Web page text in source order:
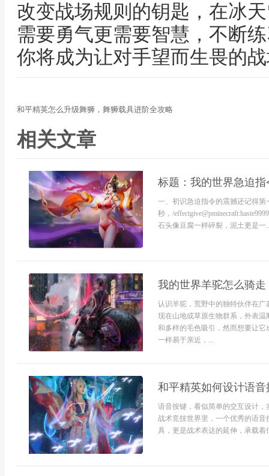
改变战场规则的钥匙，在冰
需要勇气更需要智慧，不断
你将成为让对手望而生畏的
和平精英怎么升级舞狮，舞狮载具进阶全攻略
相关文章
标题：我的世界急迫
一、初识急迫指令的震撼还记得
秒，/
石头像豆腐一样碎裂，泥土更是一
我的世界羊驼怎么骑
认识羊驼，荒野中的独特伙伴在
现在山地或草原生物群系，外表
和多样的毛色吸引，然而想要让
一样易于亲近，...
和平精英如何设计语
语音按键，看似简单的交互设计
战术竞技世界里，一个优秀的语
具，更是战术表达的延伸，承载着